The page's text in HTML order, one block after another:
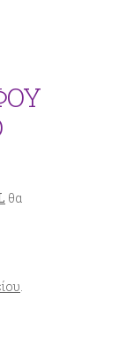
θα